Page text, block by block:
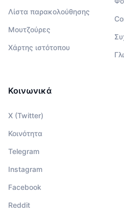
Λίστα παρακολούθησης
Μουτζούρες
Χάρτης ιστότοπου
Κοινωνικά
X (Twitter)
Κοινότητα
Telegram
Instagram
Facebook
Reddit